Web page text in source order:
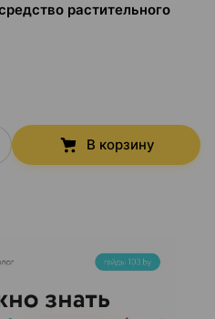
растительного
В корзину